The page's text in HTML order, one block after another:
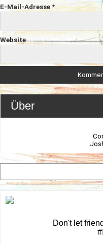
E-Mail-Adresse *
Website
Über
Don't let